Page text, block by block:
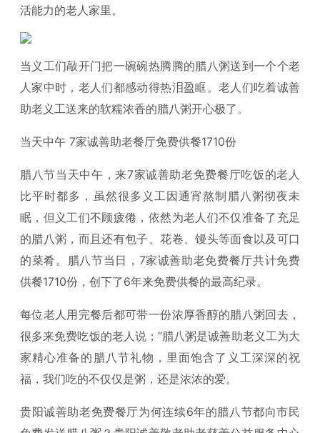
活能力的老人家里。
当义工们敲开门把一碗碗热腾腾的腊八粥送到一个个老
人家中时，老人们都感动得热泪盈眶。老人们吃着诚善
助老义工送来的软糯浓香的腊八粥开心极了。
当天中午 7家诚善助老餐厅免费供餐1710份
腊八节当天中午，来7家诚善助老免费餐厅吃饭的老人
比平时都多，虽然很多义工因通宵熬制腊八粥彻夜未
眠，但义工们不顾疲倦，依然为老人们不仅准备了充足
的腊八粥，而且还有包子、花卷、馒头等面食以及可口
的菜肴。腊八节当日，7家诚善助老免费餐厅共计免费
供餐1710份，创下了6年来免费供餐的最高纪录。
每位老人用完餐后都可带一份浓厚香醇的腊八粥回去，
很多来免费吃饭的老人说；“腊八粥是诚善助老义工为大
家精心准备的腊八节礼物，里面饱含了义工深深的祝
福，我们吃的不仅仅是粥，还是浓浓的爱。
贵阳诚善助老免费餐厅为何连续6年的腊八节都向市民